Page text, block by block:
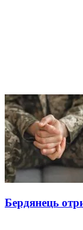
Бердянець